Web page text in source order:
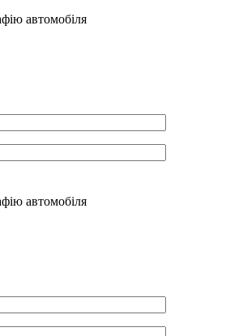
автомобіля
автомобіля